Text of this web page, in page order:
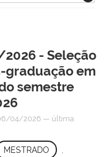
2026 - Seleção
graduação em
semestre
04/2026 — última
MESTRADO